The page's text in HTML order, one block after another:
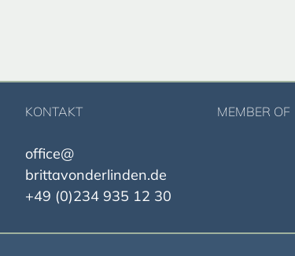
KONTAKT
office@
brittavonderlinden.de
+49 (0)234 935 12 30
MEMBER OF